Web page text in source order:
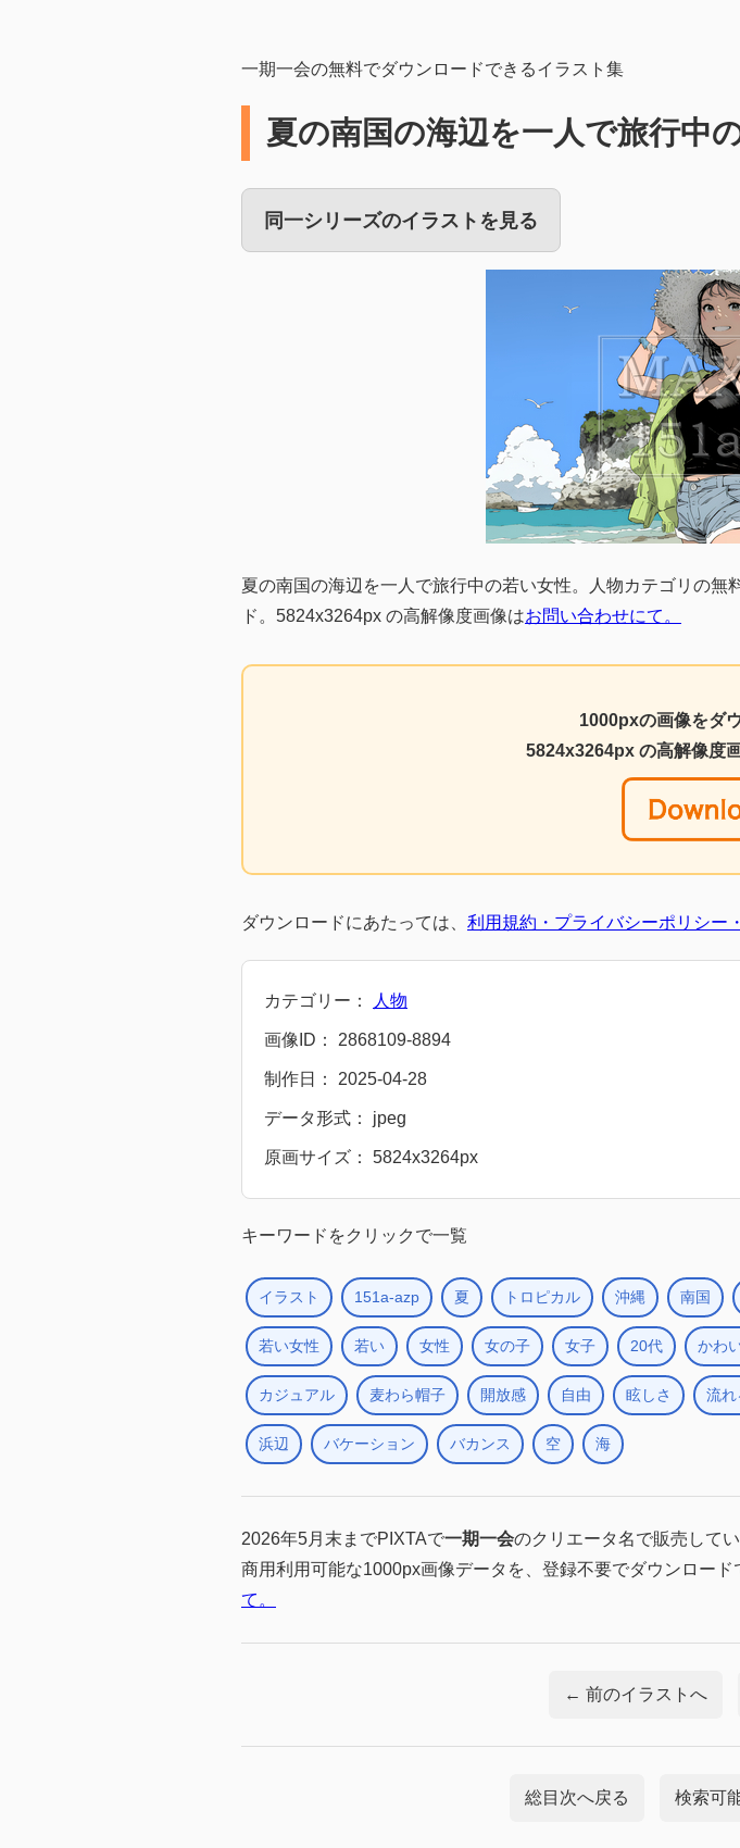
一期一会の無料でダウンロードできるイラスト集
夏の南国の海辺を一人で旅行中
同一シリーズのイラストを見る
夏の南国の海辺を一人で旅行中の若い女性。人物カテゴリの
ド。5824x3264px の高解像度画像はお問い合わせにて。
1000pxの画像をダ
5824x3264px の高解像度
ダウンロードにあたっては、 利用規約・プライバシーポリシー
カテゴリー： 人物
画像ID： 2868109-8894
制作日： 2025-04-28
データ形式： jpeg
原画サイズ： 5824x3264px
キーワードをクリックで一覧
イラスト 151a-azp 夏 トロピカル 沖縄 南国
若い女性 若い 女性 女の子 女子 20代 かわ
カジュアル 麦わら帽子 開放感 自由 眩しさ 流れ
浜辺 バケーション バカンス 空 海
2026年5月末までPIXTAで一期一会のクリエータ名で販売して
商用利用可能な1000px画像データを、登録不要でダウンロー
て。
← 前のイラストへ
総目次へ戻る 検索可